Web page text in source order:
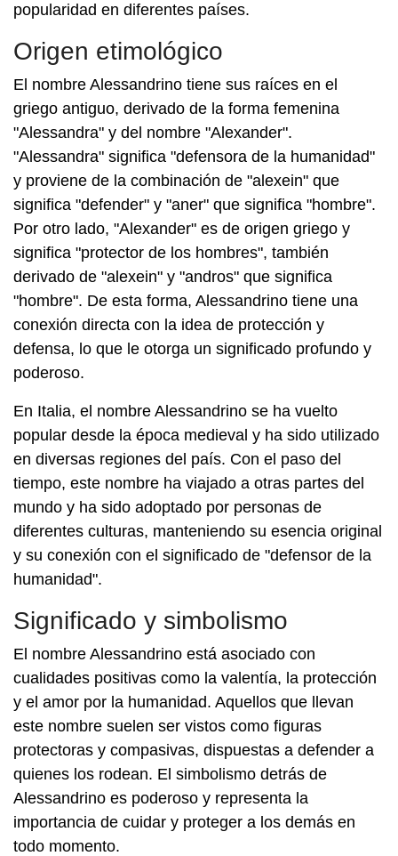
popularidad en diferentes países.
Origen etimológico
El nombre Alessandrino tiene sus raíces en el
griego antiguo, derivado de la forma femenina
"Alessandra" y del nombre "Alexander".
"Alessandra" significa "defensora de la humanidad"
y proviene de la combinación de "alexein" que
significa "defender" y "aner" que significa "hombre".
Por otro lado, "Alexander" es de origen griego y
significa "protector de los hombres", también
derivado de "alexein" y "andros" que significa
"hombre". De esta forma, Alessandrino tiene una
conexión directa con la idea de protección y
defensa, lo que le otorga un significado profundo y
poderoso.
En Italia, el nombre Alessandrino se ha vuelto
popular desde la época medieval y ha sido utilizado
en diversas regiones del país. Con el paso del
tiempo, este nombre ha viajado a otras partes del
mundo y ha sido adoptado por personas de
diferentes culturas, manteniendo su esencia original
y su conexión con el significado de "defensor de la
humanidad".
Significado y simbolismo
El nombre Alessandrino está asociado con
cualidades positivas como la valentía, la protección
y el amor por la humanidad. Aquellos que llevan
este nombre suelen ser vistos como figuras
protectoras y compasivas, dispuestas a defender a
quienes los rodean. El simbolismo detrás de
Alessandrino es poderoso y representa la
importancia de cuidar y proteger a los demás en
todo momento.